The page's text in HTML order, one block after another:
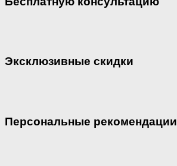
Эксклюзивные скидки
Персональные рекомендации